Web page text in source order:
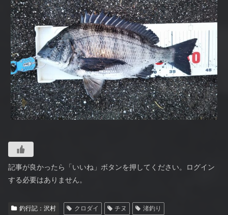
記事が良かったら「いいね」ボタンを押してください。ログイン
する必要はありません。
釣行記：沢村 クロダイ チヌ 渚釣り